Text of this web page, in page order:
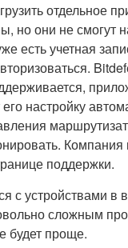
отдельное
но они не смогут
есть учетная
настройку
Компания
поддержки.
с устройствами в
сложным
будет проще.